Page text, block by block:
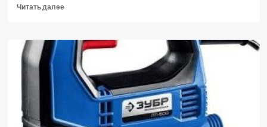
Читать далееПрочитать
Лобзик
сетевой
P.I.T.
PST90-
мастер